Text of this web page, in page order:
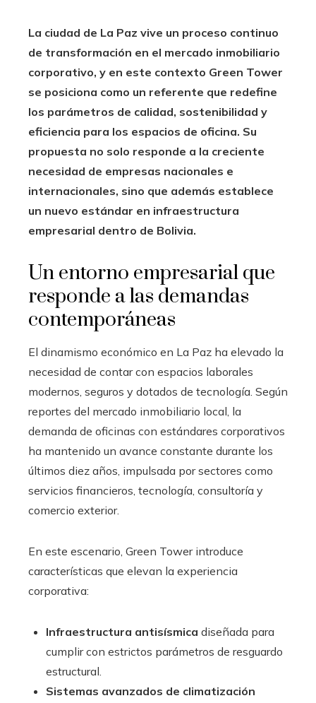
La ciudad de La Paz vive un proceso continuo
de transformación en el mercado inmobiliario
corporativo, y en este contexto Green Tower
se posiciona como un referente que redefine
los parámetros de calidad, sostenibilidad y
eficiencia para los espacios de oficina. Su
propuesta no solo responde a la creciente
necesidad de empresas nacionales e
internacionales, sino que además establece
un nuevo estándar en infraestructura
empresarial dentro de Bolivia.
Un entorno empresarial que
responde a las demandas
contemporáneas
El dinamismo económico en La Paz ha elevado la
necesidad de contar con espacios laborales
modernos, seguros y dotados de tecnología. Según
reportes del mercado inmobiliario local, la
demanda de oficinas con estándares corporativos
ha mantenido un avance constante durante los
últimos diez años, impulsada por sectores como
servicios financieros, tecnología, consultoría y
comercio exterior.
En este escenario, Green Tower introduce
características que elevan la experiencia
corporativa:
Infraestructura antisísmica diseñada para
cumplir con estrictos parámetros de resguardo
estructural.
Sistemas avanzados de climatización